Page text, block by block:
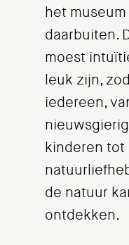
het museum
daarbuiten.
moest
leuk zijn,
iedereen,
kinderen tot
de natuur
ontdekken.